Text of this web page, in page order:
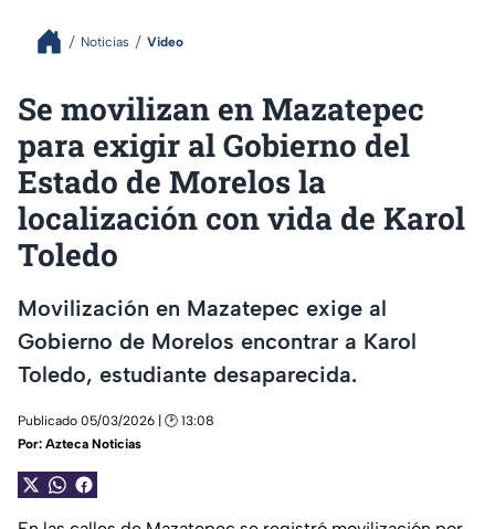
Noticias Video
Se movilizan en Mazatepec
para exigir al Gobierno del
Estado de Morelos la
localización con vida de Karol
Toledo
Movilización en Mazatepec exige al
Gobierno de Morelos encontrar a Karol
Toledo, estudiante desaparecida.
Publicado 05/03/2026 | 🕑 13:08
Por: Azteca Noticias